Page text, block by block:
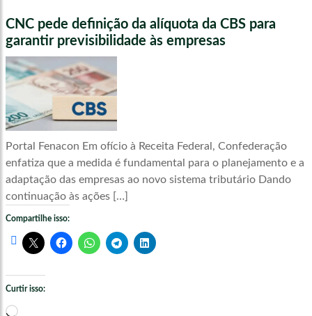
CNC pede definição da alíquota da CBS para
garantir previsibilidade às empresas
Portal Fenacon Em ofício à Receita Federal, Confederação
enfatiza que a medida é fundamental para o planejamento e a
adaptação das empresas ao novo sistema tributário Dando
continuação às ações […]
Compartilhe isso:
Curtir isso:
Carregando...